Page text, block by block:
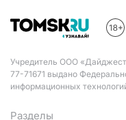
Учредитель ООО
77-71671 выдано
информационных
Разделы